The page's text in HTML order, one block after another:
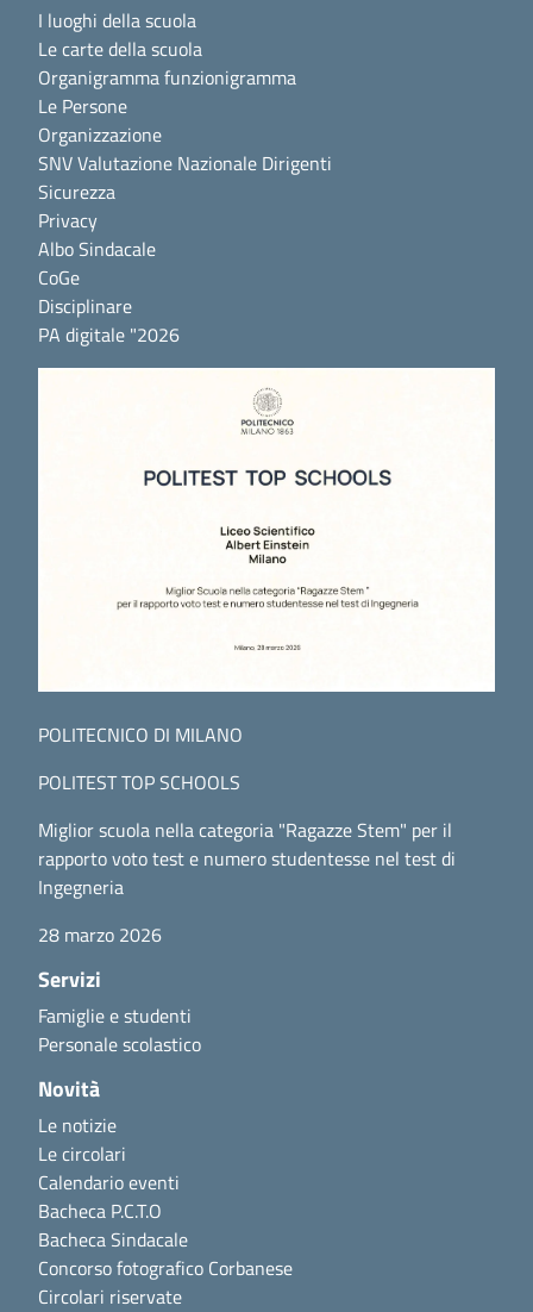
I luoghi della scuola
Le carte della scuola
Organigramma funzionigramma
Le Persone
Organizzazione
SNV Valutazione Nazionale Dirigenti
Sicurezza
Privacy
Albo Sindacale
CoGe
Disciplinare
PA digitale "2026
POLITECNICO DI MILANO
POLITEST TOP SCHOOLS
Miglior scuola nella categoria "Ragazze Stem" per il
rapporto voto test e numero studentesse nel test di
Ingegneria
28 marzo 2026
Servizi
Famiglie e studenti
Personale scolastico
Novità
Le notizie
Le circolari
Calendario eventi
Bacheca P.C.T.O
Bacheca Sindacale
Concorso fotografico Corbanese
Circolari riservate